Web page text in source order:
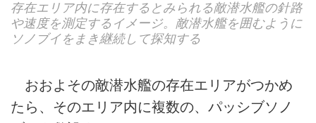
存在エリア内に存在するとみられる敵潜水艦の針路
や速度を測定するイメージ。敵潜水艦を囲むように
ソノブイをまき継続して探知する
おおよその敵潜水艦の存在エリアがつかめ
たら、そのエリア内に複数の、パッシブソノ